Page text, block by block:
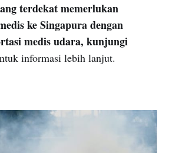
terdekat memerlukan
ke Singapura dengan
medis udara, kunjungi
informasi lebih lanjut.